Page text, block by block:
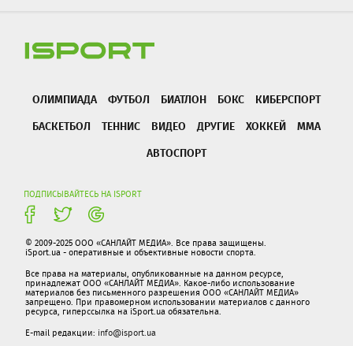
ОЛИМПИАДА ФУТБОЛ БИАТЛОН БОКС
КИБЕРСПОРТ
БАСКЕТБОЛ
ТЕННИС ВИДЕО ДРУГИЕ ХОККЕЙ
ММА
АВТОСПОРТ
ПОДПИСЫВАЙТЕСЬ НА ISPORT
© 2009-2025 ООО «САНЛАЙТ МЕДИА». Все права защищены.
iSport.ua - оперативные и объективные новости спорта.
Все права на материалы, опубликованные на данном ресурсе,
принадлежат ООО «САНЛАЙТ МЕДИА». Какое-либо использование
материалов без письменного разрешения ООО «САНЛАЙТ МЕДИА»
запрещено. При правомерном использовании материалов с данного
ресурса, гиперссылка на iSport.ua обязательна.
E-mail редакции: info@isport.ua